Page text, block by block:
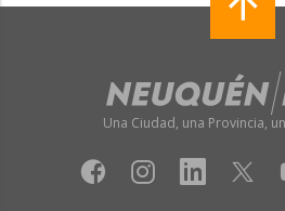
Una Ciudad, una Provincia,